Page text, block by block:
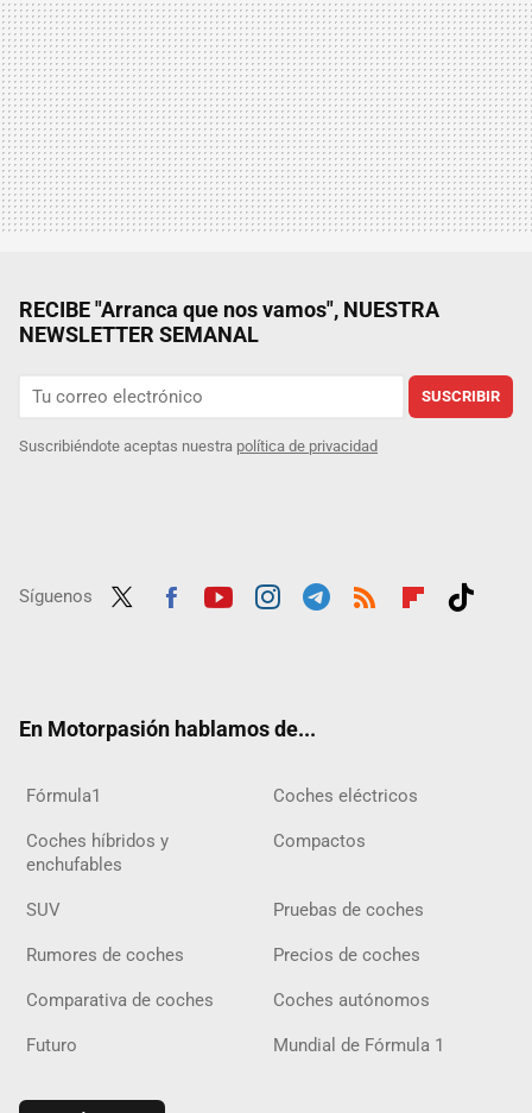
RECIBE "Arranca que nos vamos", NUESTRA
NEWSLETTER SEMANAL
SUSCRIBIR
Suscribiéndote aceptas nuestra política de privacidad
Síguenos
En Motorpasión hablamos de...
Fórmula1 Coches eléctricos
Coches híbridos y
enchufables
Compactos
SUV Pruebas de coches
Rumores de coches Precios de coches
Comparativa de coches Coches autónomos
Futuro Mundial de Fórmula 1